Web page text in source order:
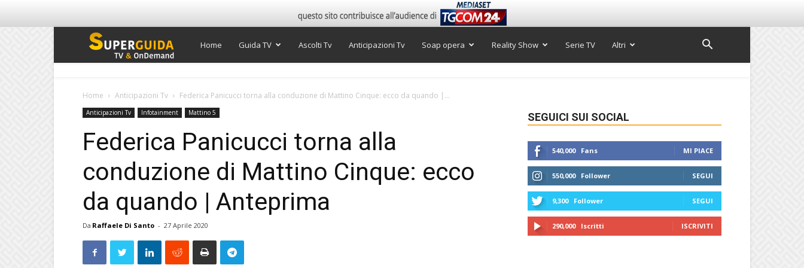
Super
TV
Home Guida TV Ascolti Tv Anticipazioni Tv Soap opera Reality Show Serie TV Altri
Home Anticipazioni Tv Federica Panicucci torna alla conduzione di Mattino Cinque: ecco da quando |...
Anticipazioni Tv Infotainment Mattino 5
Federica Panicucci torna alla
conduzione di Mattino Cinque: ecco
da quando | Anteprima
Da Raffaele Di Santo - 27 Aprile 2020
SEGUICI SUI SOCIAL
540,000 Fans MI PIACE
550,000 Follower SEGUI
9,300 Follower SEGUI
290,000 Iscritti ISCRIVITI